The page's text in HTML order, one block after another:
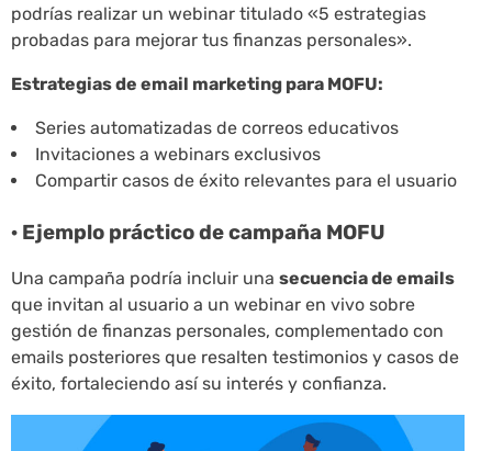
podrías realizar un webinar titulado «5 estrategias
probadas para mejorar tus finanzas personales».
Estrategias de email marketing para MOFU:
Series automatizadas de correos educativos
Invitaciones a webinars exclusivos
Compartir casos de éxito relevantes para el usuario
· Ejemplo práctico de campaña MOFU
Una campaña podría incluir una secuencia de emails
que invitan al usuario a un webinar en vivo sobre
gestión de finanzas personales, complementado con
emails posteriores que resalten testimonios y casos de
éxito, fortaleciendo así su interés y confianza.